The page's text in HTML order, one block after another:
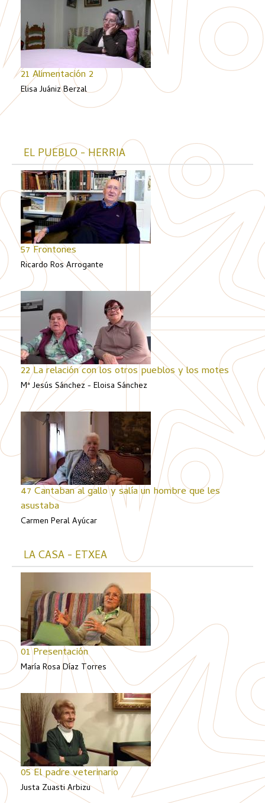
21 Alimentación 2
Elisa Juániz Berzal
EL PUEBLO - HERRIA
57 Frontones
Ricardo Ros Arrogante
22 La relación con los otros pueblos y los motes
Mª Jesús Sánchez - Eloisa Sánchez
47 Cantaban al gallo y salía un hombre que les
asustaba
Carmen Peral Ayúcar
LA CASA - ETXEA
01 Presentación
María Rosa Díaz Torres
05 El padre veterinario
Justa Zuasti Arbizu